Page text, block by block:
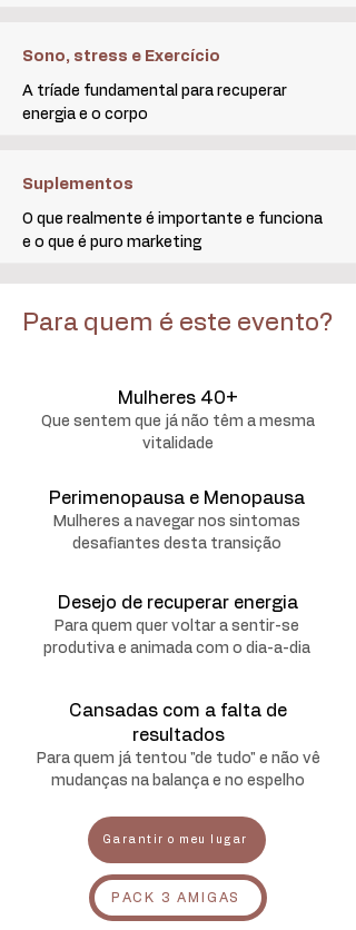
Sono, stress e Exercício
A tríade fundamental para recuperar
energia e o corpo
Suplementos
O que realmente é importante e funciona
e o que é puro marketing
Para quem é este evento?
Mulheres 40+
Que sentem que já não têm a mesma
vitalidade
Perimenopausa e Menopausa
Mulheres a navegar nos sintomas
desafiantes desta transição
Desejo de recuperar energia
Para quem quer voltar a sentir-se
produtiva e animada com o dia-a-dia
Cansadas com a falta de
resultados
Para quem já tentou "de tudo" e não vê
mudanças na balança e no espelho
Garantir o meu lugar
PACK 3 AMIGAS